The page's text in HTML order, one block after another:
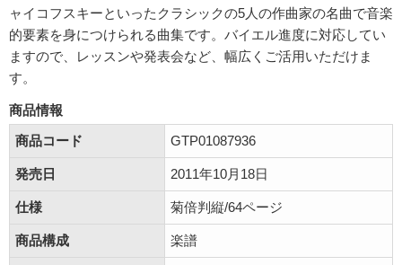
ャイコフスキーといったクラシックの5人の作曲家の名曲で音楽
的要素を身につけられる曲集です。バイエル進度に対応してい
ますので、レッスンや発表会など、幅広くご活用いただけま
す。
商品情報
商品コード
GTP01087936
発売日 2011年10月18日
仕様 菊倍判縦/64ページ
商品構成 楽譜